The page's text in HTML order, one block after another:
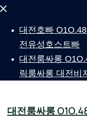
Close
대전호빠
전유성호스트빠
대전룸싸롱
릭룸싸롱 대전비
대전룸싸롱